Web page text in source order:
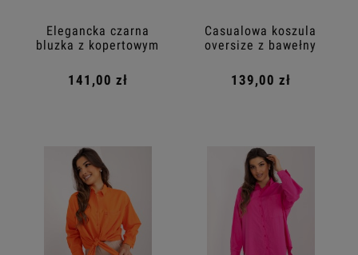
Elegancka czarna
bluzka z kopertowym
141,00 zł
Casualowa koszula
oversize z bawełny
139,00 zł